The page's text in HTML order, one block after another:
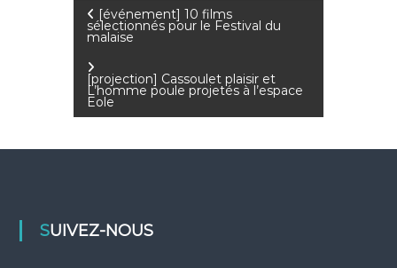
N
a
a
[événement] 10 films
sélectionnés pour le Festival du
malaise
[projection] Cassoulet plaisir et
L’homme poule projetés à l’espace
Eole
SUIVEZ-NOUS